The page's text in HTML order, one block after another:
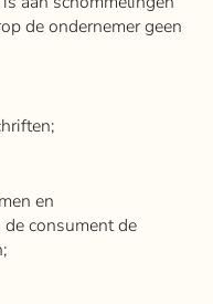
de ondernemer geen
en
consument de